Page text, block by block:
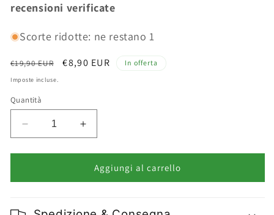
recensioni verificate
Scorte ridotte: ne restano 1
Prezzo
di
€19,90 EUR
Prezzo
€8,90 EUR In offerta
Imposte incluse.
Quantità
Diminuisci
quantità
per
Milano
Aumenta
quantità
per
Deborah
Milano
Aggiungi al carrello